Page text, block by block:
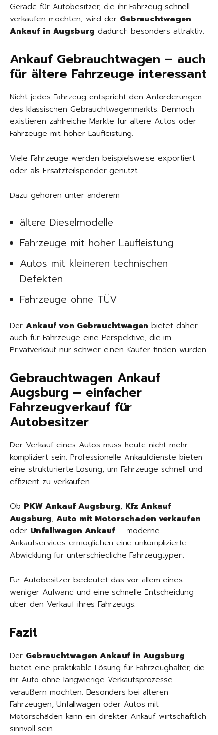
Gerade für Autobesitzer, die ihr Fahrzeug schnell
verkaufen möchten, wird der Gebrauchtwagen
Ankauf in Augsburg dadurch besonders attraktiv.
Ankauf Gebrauchtwagen – auch
für ältere Fahrzeuge interessant
Nicht jedes Fahrzeug entspricht den Anforderungen
des klassischen Gebrauchtwagenmarkts. Dennoch
existieren zahlreiche Märkte für ältere Autos oder
Fahrzeuge mit hoher Laufleistung.
Viele Fahrzeuge werden beispielsweise exportiert
oder als Ersatzteilspender genutzt.
Dazu gehören unter anderem:
ältere Dieselmodelle
Fahrzeuge mit hoher Laufleistung
Autos mit kleineren technischen
Defekten
Fahrzeuge ohne TÜV
Der Ankauf von Gebrauchtwagen bietet daher
auch für Fahrzeuge eine Perspektive, die im
Privatverkauf nur schwer einen Käufer finden würden.
Gebrauchtwagen Ankauf
Augsburg – einfacher
Fahrzeugverkauf für
Autobesitzer
Der Verkauf eines Autos muss heute nicht mehr
kompliziert sein. Professionelle Ankaufdienste bieten
eine strukturierte Lösung, um Fahrzeuge schnell und
effizient zu verkaufen.
Ob PKW Ankauf Augsburg, Kfz Ankauf
Augsburg, Auto mit Motorschaden verkaufen
oder Unfallwagen Ankauf – moderne
Ankaufservices ermöglichen eine unkomplizierte
Abwicklung für unterschiedliche Fahrzeugtypen.
Für Autobesitzer bedeutet das vor allem eines:
weniger Aufwand und eine schnelle Entscheidung
über den Verkauf ihres Fahrzeugs.
Fazit
Der Gebrauchtwagen Ankauf in Augsburg
bietet eine praktikable Lösung für Fahrzeughalter, die
ihr Auto ohne langwierige Verkaufsprozesse
veräußern möchten. Besonders bei älteren
Fahrzeugen, Unfallwagen oder Autos mit
Motorschäden kann ein direkter Ankauf wirtschaftlich
sinnvoll sein.